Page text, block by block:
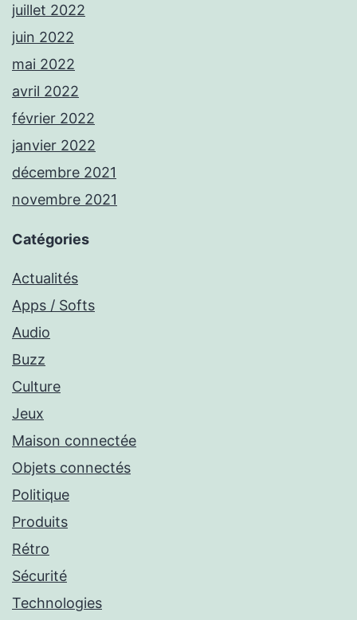
juillet 2022
juin 2022
mai 2022
avril 2022
février 2022
janvier 2022
décembre 2021
novembre 2021
Catégories
Actualités
Apps / Softs
Audio
Buzz
Culture
Jeux
Maison connectée
Objets connectés
Politique
Produits
Rétro
Sécurité
Technologies